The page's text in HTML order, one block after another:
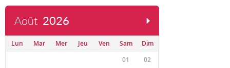
Août 2026
Lun Mar Mer Jeu Ven Sam
Dim
01
02